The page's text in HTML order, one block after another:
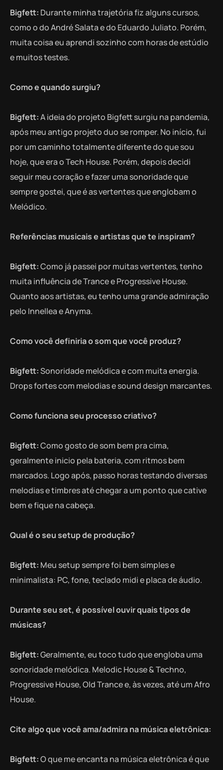
Bigfett: Durante minha trajetória fiz alguns cursos,
como o do André Salata e do Eduardo Juliato. Porém,
muita coisa eu aprendi sozinho com horas de estúdio
e muitos testes.
Como e quando surgiu?
Bigfett:A ideia do projeto Bigfett surgiu na pandemia,
após meu antigo projeto duo se romper. No início, fui
por um caminho totalmente diferente do que sou
hoje, que era o Tech House. Porém, depois decidi
seguir meu coração e fazer uma sonoridade que
sempre gostei, que é as vertentes que englobam o
Melódico.
Referências musicais e artistas que te inspiram?
Bigfett:Como já passei por muitas vertentes, tenho
muita influência de Trance e Progressive House.
Quanto aos artistas, eu tenho uma grande admiração
pelo Innellea e Anyma.
Como você definiria o som que você produz?
Bigfett:Sonoridade melódica e com muita energia.
Drops fortes com melodias e sound design marcantes.
Como funciona seu processo criativo?
Bigfett:Como gosto de som bem pra cima,
geralmente inicio pela bateria, com ritmos bem
marcados. Logo após, passo horas testando diversas
melodias e timbres até chegar a um ponto que cative
bem e fique na cabeça.
Qual é o seu setup de produção?
Bigfett: Meu setup sempre foi bem simples e
minimalista: PC, fone, teclado midi e placa de áudio.
Durante seu set, é possível ouvir quais tipos de
músicas?
Bigfett:Geralmente, eu toco tudo que engloba uma
sonoridade melódica. Melodic House & Techno,
Progressive House, Old Trance e, às vezes, até um Afro
House.
Cite algo que você ama/admira na música eletrônica:
Bigfett:O que me encanta na música eletrônica é que